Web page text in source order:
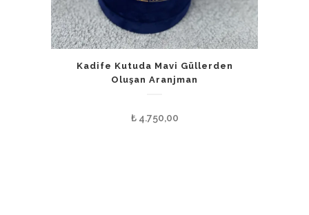
Kadife Kutuda Mavi Güllerden
Oluşan Aranjman
₺4.750,00